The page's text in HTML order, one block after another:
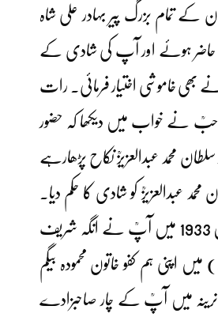
کے تمام بزرگ پیر بہادر علی شاہ
حاضر ہوئے اور آپ کی شادی کے
بھی خاموشی اختیار فرمائی۔ رات
صاحبؒ نے خواب میں دیکھا کہ حضور
سلطان محمد عبدالعزیزؒ نکاح پڑھارہے
عبدالعزیزؒ کو شادی کا حکم دیا۔
اس حکم کی تعمیل میں 1933 میں آپؒ نے انگہ شریف
اپنی ہم کفو خاتون محمودہ بیگم
نرینہ میں آپؒ کے چار صاحبزادے